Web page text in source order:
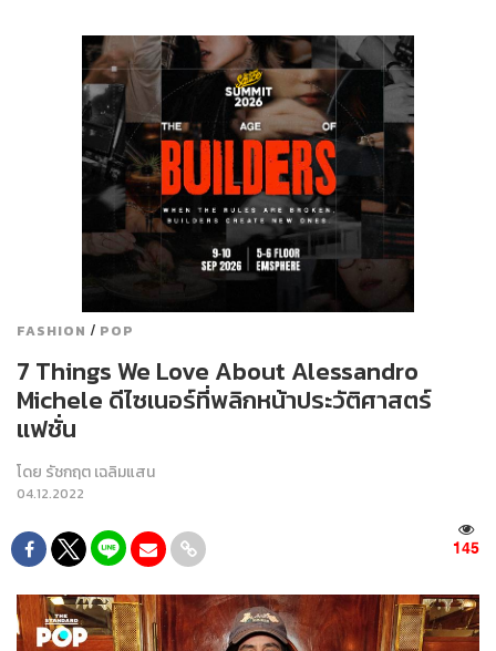
FASHION / POP
7 Things We Love About Alessandro
Michele ดีไซเนอร์ที่พลิกหน้าประวัติศาสตร์
แฟชั่น
โดย รัชกฤต เฉลิมแสน
04.12.2022
145